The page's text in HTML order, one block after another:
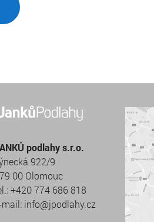
podlahy s.r.o.
922/9
00 Olomouc
+420 774 686 818
mail: info@jpodlahy.cz